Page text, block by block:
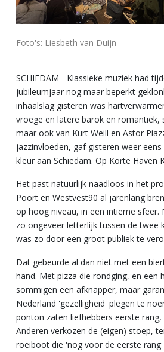
Foto's: Liesbeth van Duijn
SCHIEDAM - Klassieke muziek had
jubileumjaar nog maar beperkt
inhaalslag gisteren was
vroege en latere barok en
maar ook van Kurt Weill en Astor
jazzinvloeden, gaf gisteren weer
kleur aan Schiedam. Op Korte Haven
Het past natuurlijk naadloos in het
Poort en Westvest90 al jarenlang
op hoog niveau, in een intieme sfeer.
zo ongeveer letterlijk tussen de twee
was zo door een groot publiek te
Dat gebeurde al dan niet met een
hand. Met pizza die rondging, en een
sommigen een afknapper, maar
Nederland 'gezelligheid' plegen te
ponton zaten liefhebbers eerste rang,
Anderen verkozen de (eigen) stoep,
roeiboot die 'nog voor de eerste